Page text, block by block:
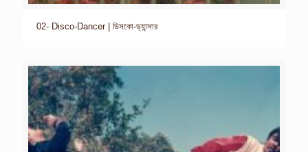
02- Disco-Dancer | ডিসকো-ড্যান্সার